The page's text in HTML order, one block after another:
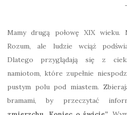
Mamy drugą połowę XIX
Rozum, ale ludzie wciąż
Dlatego przyglądają się z
namiotom, które zupełnie
pustym polu pod miastem.
bramami, by przeczytać